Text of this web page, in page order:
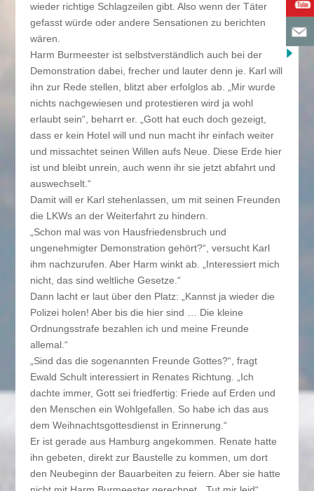
wieder richtige Schlagzeilen gibt. Also wenn der Täter
gefasst würde oder andere Sensationen zu berichten
wären.
Harm Burmeester ist selbstverständlich auch bei der
Demonstration dabei, frecher und lauter denn je. Karl will
ihn zur Rede stellen, blitzt aber erfolglos ab. „Mir wurde
nichts nachgewiesen und protestieren wird ja wohl
erlaubt sein“, beharrt er. „Gott hat euch doch gezeigt,
dass er kein Hotel will und nun macht ihr einfach weiter
und missachtet seinen Willen aufs Neue. Diese Erde hier
ist und bleibt unrein, auch wenn ihr sie jetzt abfahrt und
auswechselt.“
Damit will er Karl stehenlassen, um mit seinen Freunden
die LKWs an der Weiterfahrt zu hindern.
„Schon mal was von Hausfriedensbruch und
ungenehmigter Demonstration gehört?“, versucht Karl
ihm nachzurufen. Aber Harm winkt ab. „Interessiert mich
nicht, das sind weltliche Gesetze.“
Dann lacht er laut über den Platz: „Kannst ja wieder die
Polizei holen! Aber bis die hier sind … Die kleine
Ordnungsstrafe bezahlen ich und meine Freunde
allemal.“
„Sind das die sogenannten Freunde Gottes?“, fragt
Ewald Schult interessiert in Renates Richtung. „Ich
dachte immer, Gott sei friedfertig: Friede auf Erden und
den Menschen ein Wohlgefallen. So habe ich das aus
dem Weihnachtsgottesdienst in Erinnerung.“
Er ist gerade aus Hamburg angekommen. Renate hatte
ihn gebeten, direkt zur Baustelle zu kommen, um dort
den Neubeginn der Bauarbeiten zu feiern. Aber sie hatte